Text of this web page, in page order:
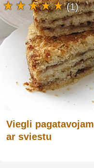
Viegli
ar sviestu
(1)